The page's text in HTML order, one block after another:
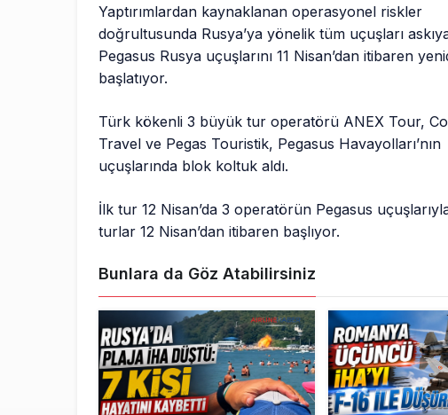
Yaptırımlardan kaynaklanan operasyonel riskler
doğrultusunda Rusya’ya yönelik tüm uçuşları
Pegasus Rusya uçuşlarını 11 Nisan’dan itibaren
başlatıyor.
Türk kökenli 3 büyük tur operatörü ANEX Tour,
Travel ve Pegas Touristik, Pegasus Havayolları’nın
uçuşlarında blok koltuk aldı.
İlk tur 12 Nisan’da 3 operatörün Pegasus
turlar 12 Nisan’dan itibaren başlıyor.
Bunlara da Göz Atabilirsiniz